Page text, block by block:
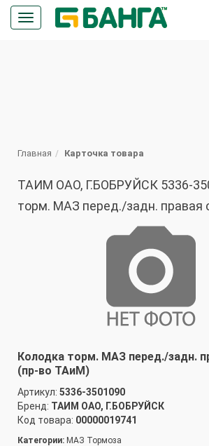
Кнопка
меню
Главная Карточка товара
ТАИМ ОАО, Г.БОБРУЙСК 5336-
торм. МАЗ перед./задн. правая
Колодка торм. МАЗ перед./задн.
(пр-во ТАиМ)
Артикул: 5336-3501090
Бренд: ТАИМ ОАО, Г.БОБРУЙСК
Код товара: 00000019741
Категории: МАЗ Тормоза